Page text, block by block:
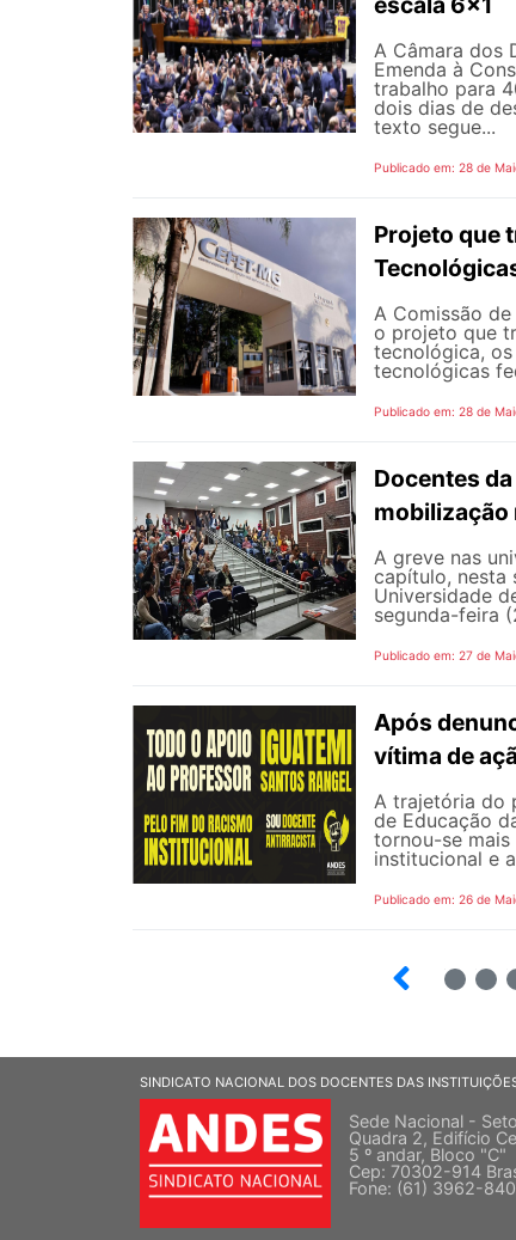
A Câmara dos
Emenda à
trabalho para
dois dias de
texto segue...
Publicado em: 28 de
Projeto que
A Comissão
o projeto que
tecnológica, os
tecnológicas
Publicado em: 28 de
Docentes
mobilização
A greve nas
capítulo, nesta
Universidade
segunda-feira
Publicado em: 27 de
Após
vítima de
A trajetória do
de Educação
tornou-se
institucional e
Publicado em: 26 de
SINDICATO NACIONAL DOS DOCENTES DAS
Sede Nacional -
Quadra 2, Edifício
5 º andar, Bloco "C"
Cep: 70302-914
Fone: (61) 3962-